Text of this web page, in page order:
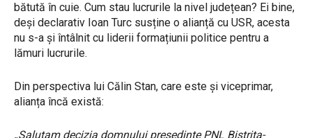
bătută în cuie. Cum stau lucrurile la nivel județean? Ei bine,
deși declarativ Ioan Turc susține o alianță cu USR, acesta
nu s-a și întâlnit cu liderii formațiunii politice pentru a
lămuri lucrurile.
Din perspectiva lui Călin Stan, care este și viceprimar,
alianța încă există:
„Salutam decizia domnului președinte PNL Bistrița-